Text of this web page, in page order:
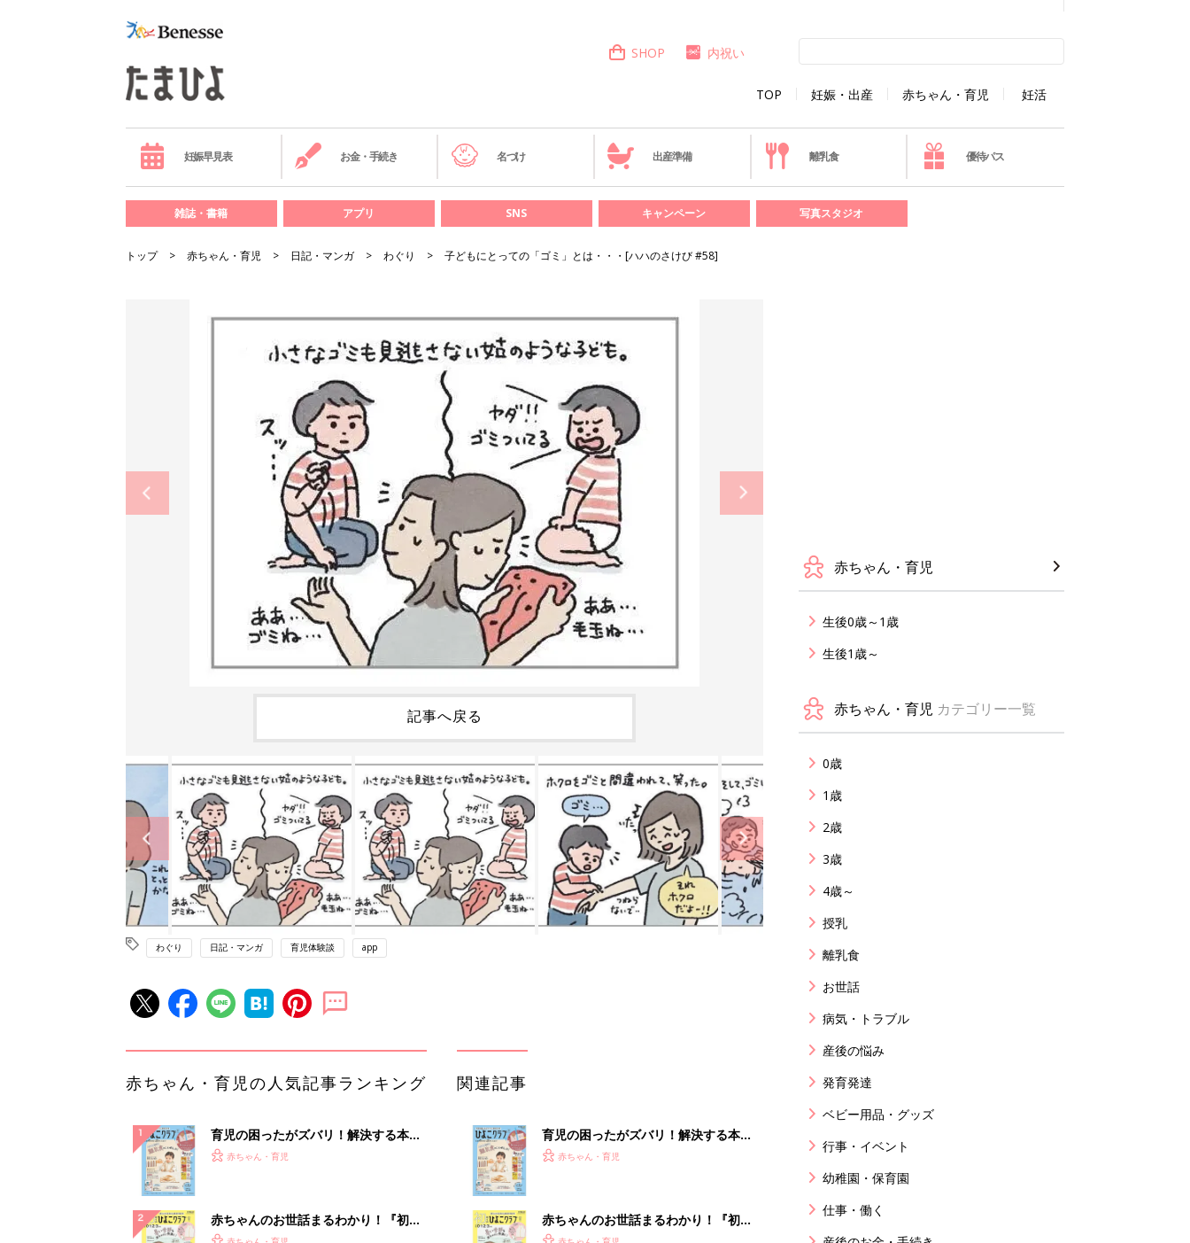
TOP 妊娠・出産 赤ちゃん・育児 妊活
SHOP 内祝い
妊娠早見表 お金・手続き 名づけ 出産準備 離乳食 優待パス
雑誌・書籍 アプリ SNS キャンペーン 写真スタジオ
トップ 赤ちゃん・育児 日記・マンガ わぐり 子どもにとっての「ゴミ」とは・・・[ハハのさけび #58]
記事へ戻る
わぐり 日記・マンガ 育児体験談 app
赤ちゃん・育児の人気記事ランキング
育児の困ったがズバリ！解決する本
『ひよこクラブ 秋号』 4カ月～2才
赤ちゃん・育児
赤ちゃんのお世話まるわかり！『初め
てのひよこクラブ 夏号』〈巻頭大特
関連記事
育児の困ったがズバリ！解決する本
『ひよこクラブ 秋号』 4カ月～2才
赤ちゃん・育児
赤ちゃんのお世話まるわかり！『初め
てのひよこクラブ 夏号』〈巻頭大特
赤ちゃん・育児
生後0歳～1歳
生後1歳～
赤ちゃん・育児 カテゴリー一覧
0歳
1歳
2歳
3歳
4歳～
授乳
離乳食
お世話
病気・トラブル
産後の悩み
発育発達
ベビー用品・グッズ
行事・イベント
幼稚園・保育園
仕事・働く